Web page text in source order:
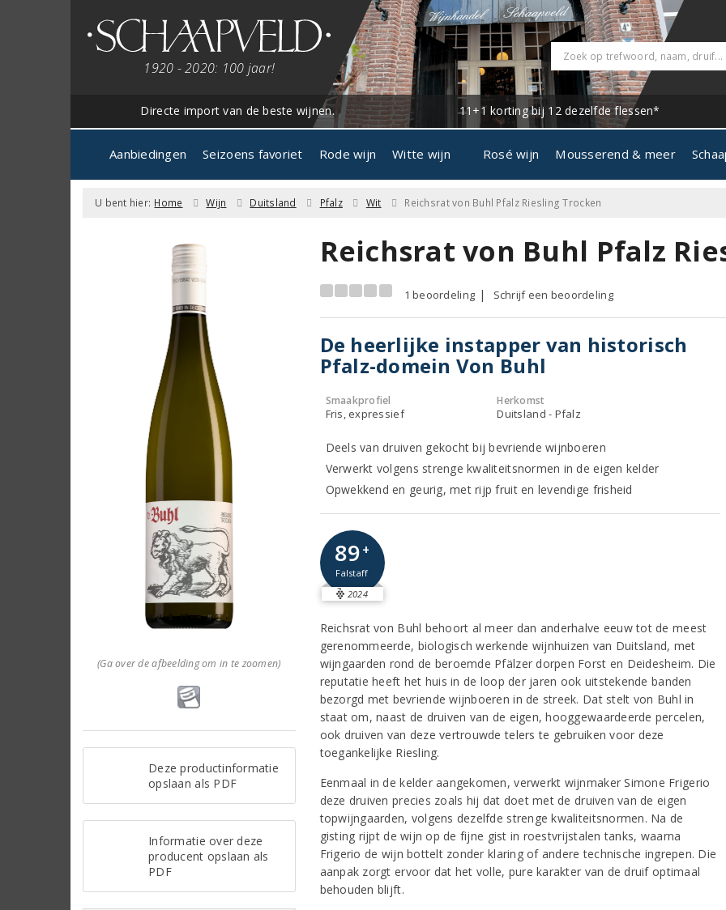
1920 - 2020: 100 jaar!
Directe import van de beste wijnen. 11+1 korting bij 12 dezelfde flessen*
Aanbiedingen Seizoens favoriet Rode wijn Witte wijn Rosé wijn Mousserend & meer
U bent hier: Home Wijn Duitsland Pfalz Wit Reichsrat von Buhl Pfalz Riesling Trocken
(Ga over de afbeelding om in te zoomen)
Deze productinformatie
opslaan als PDF
Informatie over deze
producent opslaan als
PDF
Reichsrat von Buhl Pfalz
1 beoordeling Schrijf een beoordeling
De heerlijke instapper van historisch
Pfalz-domein Von Buhl
Smaakprofiel
Fris, expressief
Herkomst
Duitsland - Pfalz
Deels van druiven gekocht bij bevriende wijnboeren
Verwerkt volgens strenge kwaliteitsnormen in de eigen kelder
Opwekkend en geurig, met rijp fruit en levendige frisheid
89+
Falstaff
2024
Reichsrat von Buhl behoort al meer dan anderhalve eeuw tot de meest
gerenommeerde, biologisch werkende wijnhuizen van Duitsland, met
wijngaarden rond de beroemde Pfälzer dorpen Forst en Deidesheim. Die
reputatie heeft het huis in de loop der jaren ook uitstekende banden
bezorgd met bevriende wijnboeren in de streek. Dat stelt von Buhl in
staat om, naast de druiven van de eigen, hooggewaardeerde percelen,
ook druiven van deze vertrouwde telers te gebruiken voor deze
toegankelijke Riesling.
Eenmaal in de kelder aangekomen, verwerkt wijnmaker Simone Frigerio
deze druiven precies zoals hij dat doet met de druiven van de eigen
topwijngaarden, volgens dezelfde strenge kwaliteitsnormen. Na de
gisting rijpt de wijn op de fijne gist in roestvrijstalen tanks, waarna
Frigerio de wijn bottelt zonder klaring of andere technische ingrepen. Die
aanpak zorgt ervoor dat het volle, pure karakter van de druif optimaal
behouden blijft.